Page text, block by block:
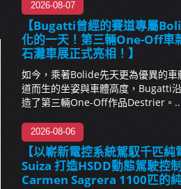
2026-08-07
【Bugatti曾經的賽道專屬
化的一天！第三輛One-Off
石灘車展正式亮相！】
如今，乘著Bolide先天更為優異的車
道而生的坐姿與車體高度，Bugatti
造了第三輛One-Off作品Destrier。
2026-08-06
【以嶄新電控系統駕馭千匹
Suiza 打造HSDD動態駕駛控
Carmen Sagrera 1100匹的純